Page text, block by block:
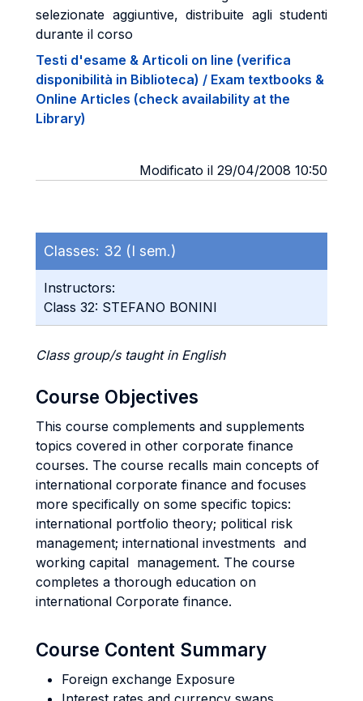
selezionate aggiuntive, distribuite agli studenti
durante il corso
Testi d'esame & Articoli on line (verifica
disponibilità in Biblioteca) / Exam textbooks &
Online Articles (check availability at the
Library)
Modificato il 29/04/2008 10:50
Classes: 32 (I sem.)
Instructors:
Class 32: STEFANO BONINI
Class group/s taught in English
Course Objectives
This course complements and supplements
topics covered in other corporate finance
courses. The course recalls main concepts of
international corporate finance and focuses
more specifically on some specific topics:
international portfolio theory; political risk
management; international investments and
working capital management. The course
completes a thorough education on
international Corporate finance.
Course Content Summary
Foreign exchange Exposure